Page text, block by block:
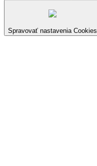
Spravovať nastavenia Cookies